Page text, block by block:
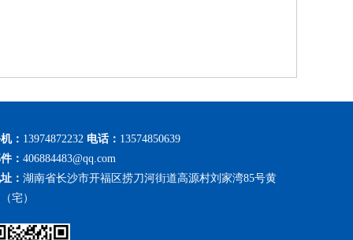
： 13974872232 电话： 13574850639
： 406884483@qq.com
： 湖南省长沙市开福区捞刀河街道高源村刘家湾85号黄
宅）